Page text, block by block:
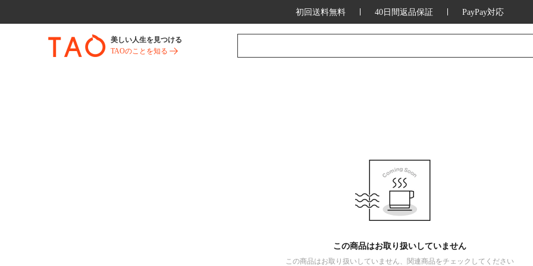
初回送料無料 40日間返品保証 PayPay対応
美しい人生を見つける
TAOのことを知る
この商品はお取り扱いしていません
この商品はお取り扱いしていません、関連商品をチェックしてください